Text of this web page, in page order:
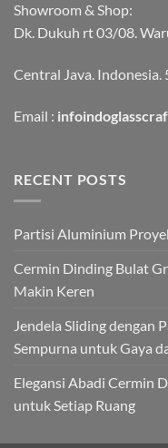
Showroom & Shop:
Dk. Dukuh rt 03/08.
Central Java. Indonesia.
Email :
RECENT POSTS
Partisi Aluminium
Cermin Dinding Bulat
Makin Keren
Jendela Sliding dengan
Sempurna untuk Gaya
Elegansi Abadi Cermin
untuk Setiap Ruang